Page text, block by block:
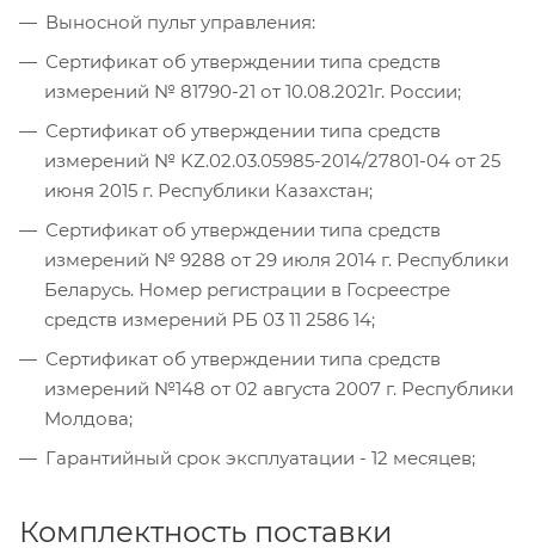
Выносной пульт управления:
Сертификат об утверждении типа средств
измерений № 81790-21 от 10.08.2021г. России;
Сертификат об утверждении типа средств
измерений № KZ.02.03.05985-2014/27801-04 от 25
июня 2015 г. Республики Казахстан;
Сертификат об утверждении типа средств
измерений № 9288 от 29 июля 2014 г. Республики
Беларусь. Номер регистрации в Госреестре
средств измерений РБ 03 11 2586 14;
Сертификат об утверждении типа средств
измерений №148 от 02 августа 2007 г. Республики
Молдова;
Гарантийный срок эксплуатации - 12 месяцев;
Комплектность поставки